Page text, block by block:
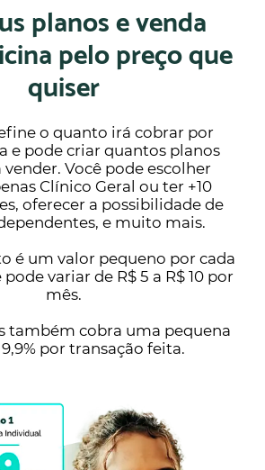
planos e venda
pelo preço que
quiser
o quanto irá cobrar por
e pode criar quantos planos
Você pode escolher
Clínico Geral ou ter +10
oferecer a possibilidade de
e muito mais.
é um valor pequeno por cada
variar de R$ 5 a R$ 10 por
mês.
também cobra uma pequena
por transação feita.